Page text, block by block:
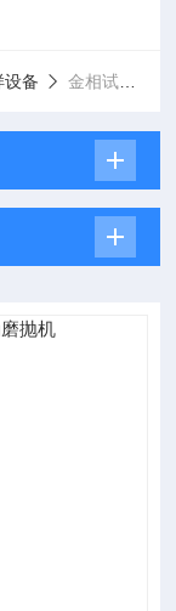
设备 金相试样磨抛机